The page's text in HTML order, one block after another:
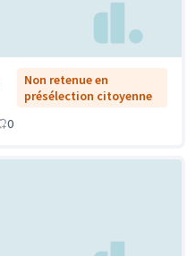
Non retenue en
présélection citoyenne
0